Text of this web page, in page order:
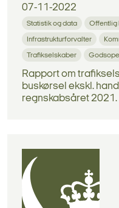
07-11-2022
Statistik og data Offentlig
Infrastrukturforvalter
Trafikselskaber
Rapport om
buskørsel ekskl.
regnskabsåret 2021.